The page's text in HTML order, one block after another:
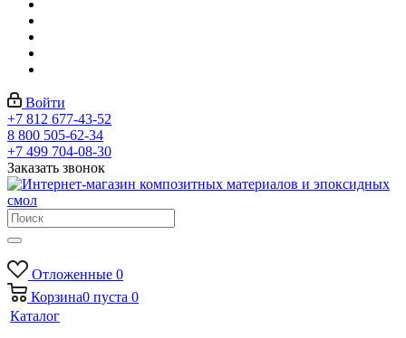
Войти
+7 812 677-43-52
8 800 505-62-34
+7 499 704-08-30
Заказать звонок
Отложенные 0
Корзина0 пуста 0
Каталог